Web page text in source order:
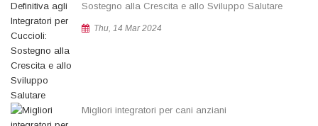
Sostegno alla Crescita e allo Sviluppo Salutare
Thu, 14 Mar 2024
Migliori integratori per cani anziani